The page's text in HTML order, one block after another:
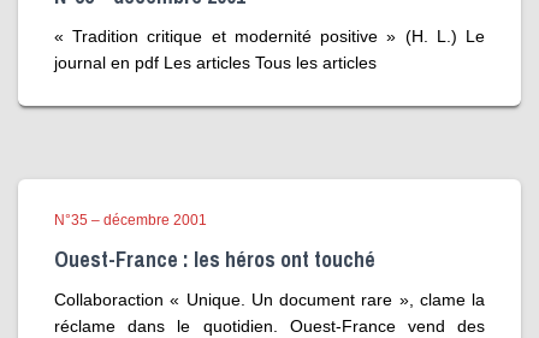
« Tradition critique et modernité positive » (H. L.) Le
journal en pdf Les articles Tous les articles
N°35 – décembre 2001
Ouest-France : les héros ont touché
Collaboraction « Unique. Un document rare », clame la
réclame dans le quotidien. Ouest-France vend des